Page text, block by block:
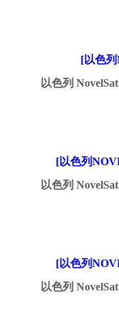
[以色
以色列
[以色列
以色列
[以色列
以色列